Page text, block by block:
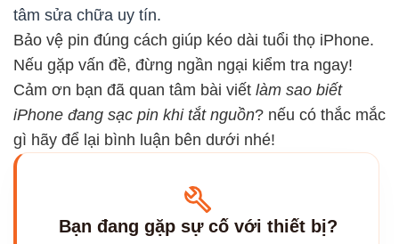
tâm sửa chữa uy tín.
Bảo vệ pin đúng cách giúp kéo dài tuổi thọ iPhone.
Nếu gặp vấn đề, đừng ngần ngại kiểm tra ngay!
Cảm ơn bạn đã quan tâm bài viết làm sao biết
iPhone đang sạc pin khi tắt nguồn? nếu có thắc mắc
gì hãy để lại bình luận bên dưới nhé!
Bạn đang gặp sự cố với thiết bị?